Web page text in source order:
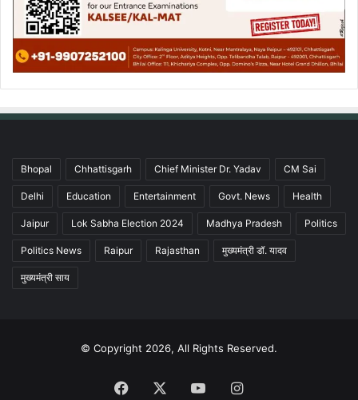
Bhopal Chhattisgarh Chief Minister Dr. Yadav CM Sai
Delhi Education Entertainment Govt. News Health
Jaipur Lok Sabha Election 2024 Madhya Pradesh Politics
Politics News Raipur Rajasthan मुख्यमंत्री डॉ. यादव
मुख्यमंत्री साय
© Copyright 2026, All Rights Reserved.
Facebook YouTubeInstagram